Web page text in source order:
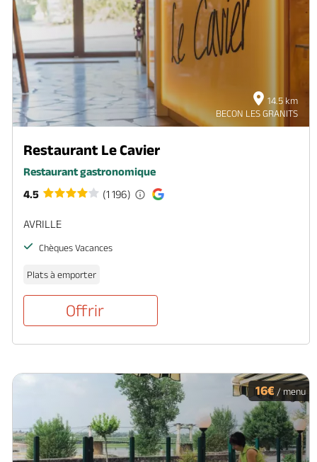
14.5 km
BECON LES GRANITS
Restaurant Le Cavier
Restaurant gastronomique
4.5
(1 196)
AVRILLE
Chèques Vacances
Plats à emporter
Offrir
16€/ menu